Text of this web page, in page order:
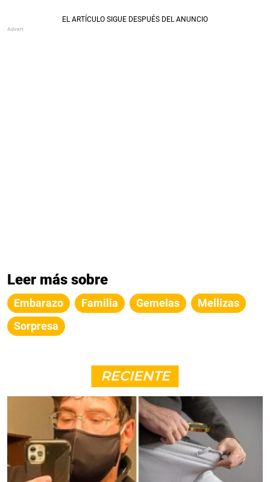
Leer más sobre
Embarazo Familia Gemelas
Mellizas
Sorpresa
RECIENTE